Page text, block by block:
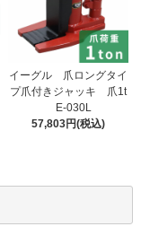
イーグル 爪ロングタイ
プ爪付きジャッキ 爪1t
E-030L
57,803円(税込)